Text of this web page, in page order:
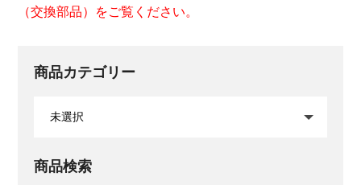
（交換部品）をご覧ください。
商品カテゴリー
商品検索